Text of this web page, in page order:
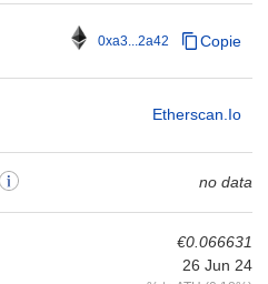
0xa3...2a42 Copie
Etherscan.io
no data
€0.066631
26 Jun 24